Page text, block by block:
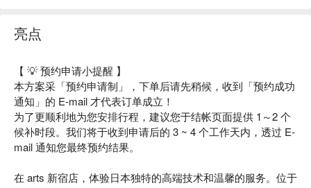
亮点
【 💡 预约申请小提醒 】
本方案采「预约申请制」，下单后请先稍候，收到「预约成功
通知」的 E-mail 才代表订单成立！
为了更顺利地为您安排行程，建议您于结帐页面提供 1～2 个
候补时段。我们将于收到申请后的 3 ~ 4 个工作天内，透过 E-
mail 通知您最终预约结果。
在 arts 新宿店，体验日本独特的高端技术和温馨的服务。位于